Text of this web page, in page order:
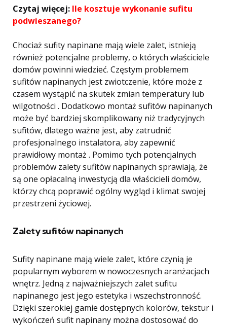
Czytaj więcej: Ile kosztuje wykonanie sufitu
podwieszanego?
Chociaż sufity napinane mają wiele zalet, istnieją
również potencjalne problemy, o których właściciele
domów powinni wiedzieć. Częstym problemem
sufitów napinanych jest zwiotczenie, które może z
czasem wystąpić na skutek zmian temperatury lub
wilgotności . Dodatkowo montaż sufitów napinanych
może być bardziej skomplikowany niż tradycyjnych
sufitów, dlatego ważne jest, aby zatrudnić
profesjonalnego instalatora, aby zapewnić
prawidłowy montaż . Pomimo tych potencjalnych
problemów zalety sufitów napinanych sprawiają, że
są one opłacalną inwestycją dla właścicieli domów,
którzy chcą poprawić ogólny wygląd i klimat swojej
przestrzeni życiowej.
Zalety sufitów napinanych
Sufity napinane mają wiele zalet, które czynią je
popularnym wyborem w nowoczesnych aranżacjach
wnętrz. Jedną z najważniejszych zalet sufitu
napinanego jest jego estetyka i wszechstronność.
Dzięki szerokiej gamie dostępnych kolorów, tekstur i
wykończeń sufit napinany można dostosować do